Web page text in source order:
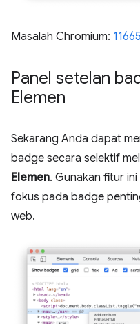
Masalah Chromium:
Panel setelan
Elemen
Sekarang Anda dapat
badge secara selektif
Elemen. Gunakan fitur
fokus pada badge
web.